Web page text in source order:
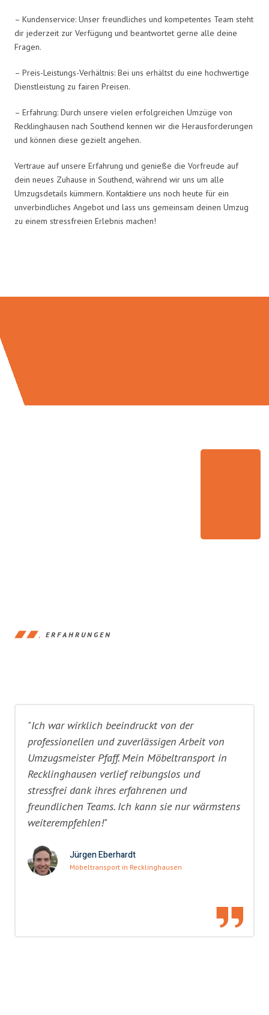
– Kundenservice: Unser freundliches und kompetentes Team steht
dir jederzeit zur Verfügung und beantwortet gerne alle deine
Fragen.
– Preis-Leistungs-Verhältnis: Bei uns erhältst du eine hochwertige
Dienstleistung zu fairen Preisen.
– Erfahrung: Durch unsere vielen erfolgreichen Umzüge von
Recklinghausen nach Southend kennen wir die Herausforderungen
und können diese gezielt angehen.
Vertraue auf unsere Erfahrung und genieße die Vorfreude auf
dein neues Zuhause in Southend, während wir uns um alle
Umzugsdetails kümmern. Kontaktiere uns noch heute für ein
unverbindliches Angebot und lass uns gemeinsam deinen Umzug
zu einem stressfreien Erlebnis machen!
ERFAHRUNGEN
"Ich war wirklich beeindruckt von der
professionellen und zuverlässigen Arbeit von
Umzugsmeister Pfaff. Mein Möbeltransport in
Recklinghausen verlief reibungslos und
stressfrei dank ihres erfahrenen und
freundlichen Teams. Ich kann sie nur wärmstens
weiterempfehlen!"
Jürgen Eberhardt
Möbeltransport in Recklinghausen